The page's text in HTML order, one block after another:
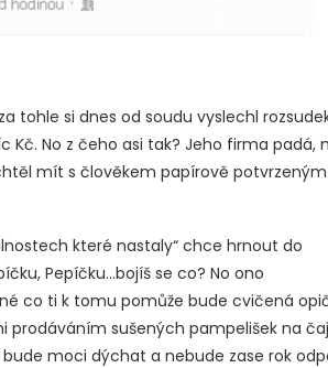
tohle si dnes od soudu vyslechl
No z čeho asi tak? Jeho firma padá,
mít s člověkem papírově
které nastaly“ chce hrnout do
Pepíčku…bojíš se co? No ono
co ti k tomu pomůže bude cvičená
prodáváním sušených pampelišek na
moci dýchat a nebude zase rok